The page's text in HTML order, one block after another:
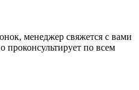
менеджер свяжется с вами
проконсультирует по всем